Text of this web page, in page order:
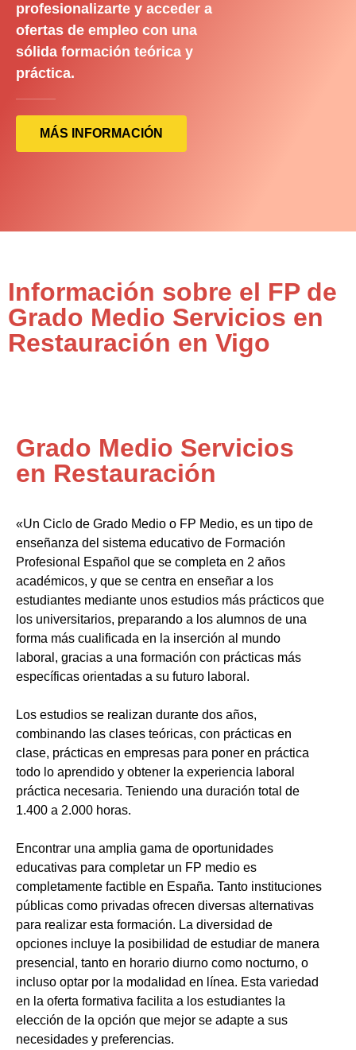
profesionalizarte y acceder a
ofertas de empleo con una
sólida formación teórica y
práctica.
MÁS INFORMACIÓN
Información sobre el FP de
Grado Medio Servicios en
Restauración en Vigo
Grado Medio Servicios
en Restauración
«Un Ciclo de Grado Medio o FP Medio, es un tipo de
enseñanza del sistema educativo de Formación
Profesional Español que se completa en 2 años
académicos, y que se centra en enseñar a los
estudiantes mediante unos estudios más prácticos que
los universitarios, preparando a los alumnos de una
forma más cualificada en la inserción al mundo
laboral, gracias a una formación con prácticas más
específicas orientadas a su futuro laboral.
Los estudios se realizan durante dos años,
combinando las clases teóricas, con prácticas en
clase, prácticas en empresas para poner en práctica
todo lo aprendido y obtener la experiencia laboral
práctica necesaria. Teniendo una duración total de
1.400 a 2.000 horas.
Encontrar una amplia gama de oportunidades
educativas para completar un FP medio es
completamente factible en España. Tanto instituciones
públicas como privadas ofrecen diversas alternativas
para realizar esta formación. La diversidad de
opciones incluye la posibilidad de estudiar de manera
presencial, tanto en horario diurno como nocturno, o
incluso optar por la modalidad en línea. Esta variedad
en la oferta formativa facilita a los estudiantes la
elección de la opción que mejor se adapte a sus
necesidades y preferencias.